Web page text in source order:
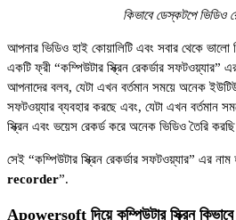
কিভাবে ডেস্কটপে ভিডিও
আপনার ভিডিও হাই কোয়ালিটি এবং সবার থেকে
একটি ফ্রী “কম্পিউটার স্ক্রিন রেকর্ডার সফটওয়্যার”
আপনাদের বলব, যেটা এখন বর্তমান সময়ে অনেক
সফটওয়্যার ব্যবহার করছে এবং, যেটা এখন বর্তমান
স্ক্রিন এবং ভয়েস রেকর্ড করে অনেক ভিডিও তৈরি
সেই “কম্পিউটার স্ক্রিন রেকর্ডার সফটওয়্যার” এর
recorder”.
Apowersoft দিয়ে কম্পিউটার স্ক্রিন